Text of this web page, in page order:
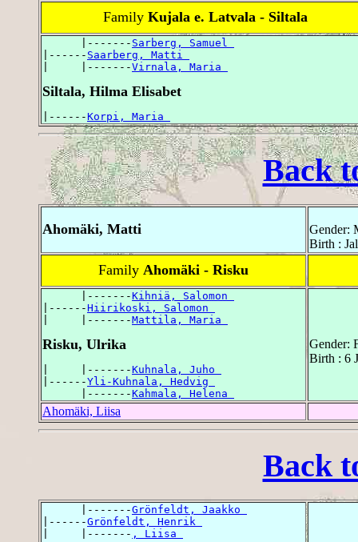
Family Kujala e. Latvala - Siltala
      |-------
Sarberg, Samuel
|------ Saarberg, Matti
|     |-------Virnala, Maria
Siltala, Hilma Elisabet
|------Korpi, Maria
Back
Ahomäki, Matti
Gender:
Birth :
Family Ahomäki - Risku
      |-------
Kihniä, Salomon
|------Hiirikoski, Salomon
|     |-------Mattila, Maria
Risku, Ulrika
|     |-------Kuhnala, Juho
|------Yli-Kuhnala, Hedvig
      |-------
Kahmala, Helena
Gender:
Birth : 6
Ahomäki, Liisa
Back
      |-------
Grönfeldt, Jaakko
|------Grönfeldt, Henrik
|     |------- , Liisa